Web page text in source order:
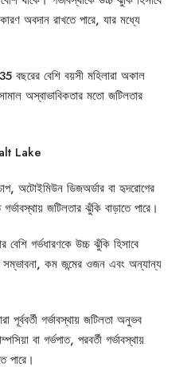
অবদান রাখতে পারে, যার মধ্যে
বছরের বেশি বয়সী মহিলারা অকাল
অস্বাভাবিকতার মতো জটিলতার
অটোইমিউন ডিজঅর্ডার বা হৃদরোগের
জটিলতার ঝুঁকি বাড়াতে পারে।
গর্ভধারণকে উচ্চ ঝুঁকি হিসাবে
সম্ভাবনা, কম জন্মের ওজন এবং অন্যান্য
পূর্ববর্তী গর্ভাবস্থায় জটিলতা অনুভব
বা গর্ভপাত, পরবর্তী গর্ভাবস্থায়
পারে।